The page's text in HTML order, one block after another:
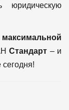
юридическую
Стандарт – и
сегодня!